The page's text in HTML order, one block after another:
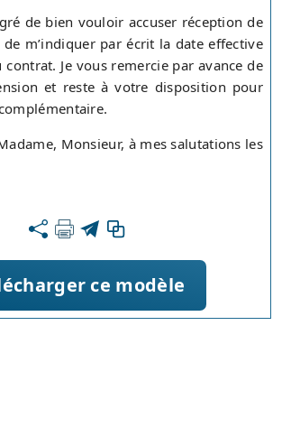
de bien vouloir accuser réception de
m’indiquer par écrit la date effective
Je vous remercie par avance de
et reste à votre disposition pour
Monsieur, à mes salutations les
ce modèle